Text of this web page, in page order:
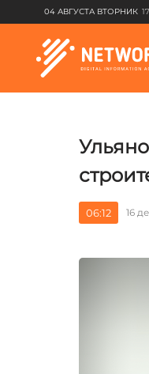
04 АВГУСТА ВТОРНИК
06:12 16